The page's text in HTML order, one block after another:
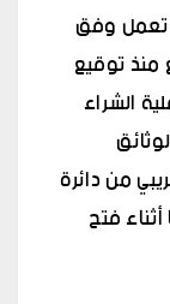
تعمل وفق
توقيع
الشراء
من دائرة
فتح